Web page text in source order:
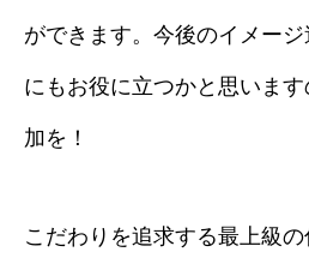
ができます。今後のイメー
にもお役に立つかと思いま
加を！
こだわりを追求する最上級の